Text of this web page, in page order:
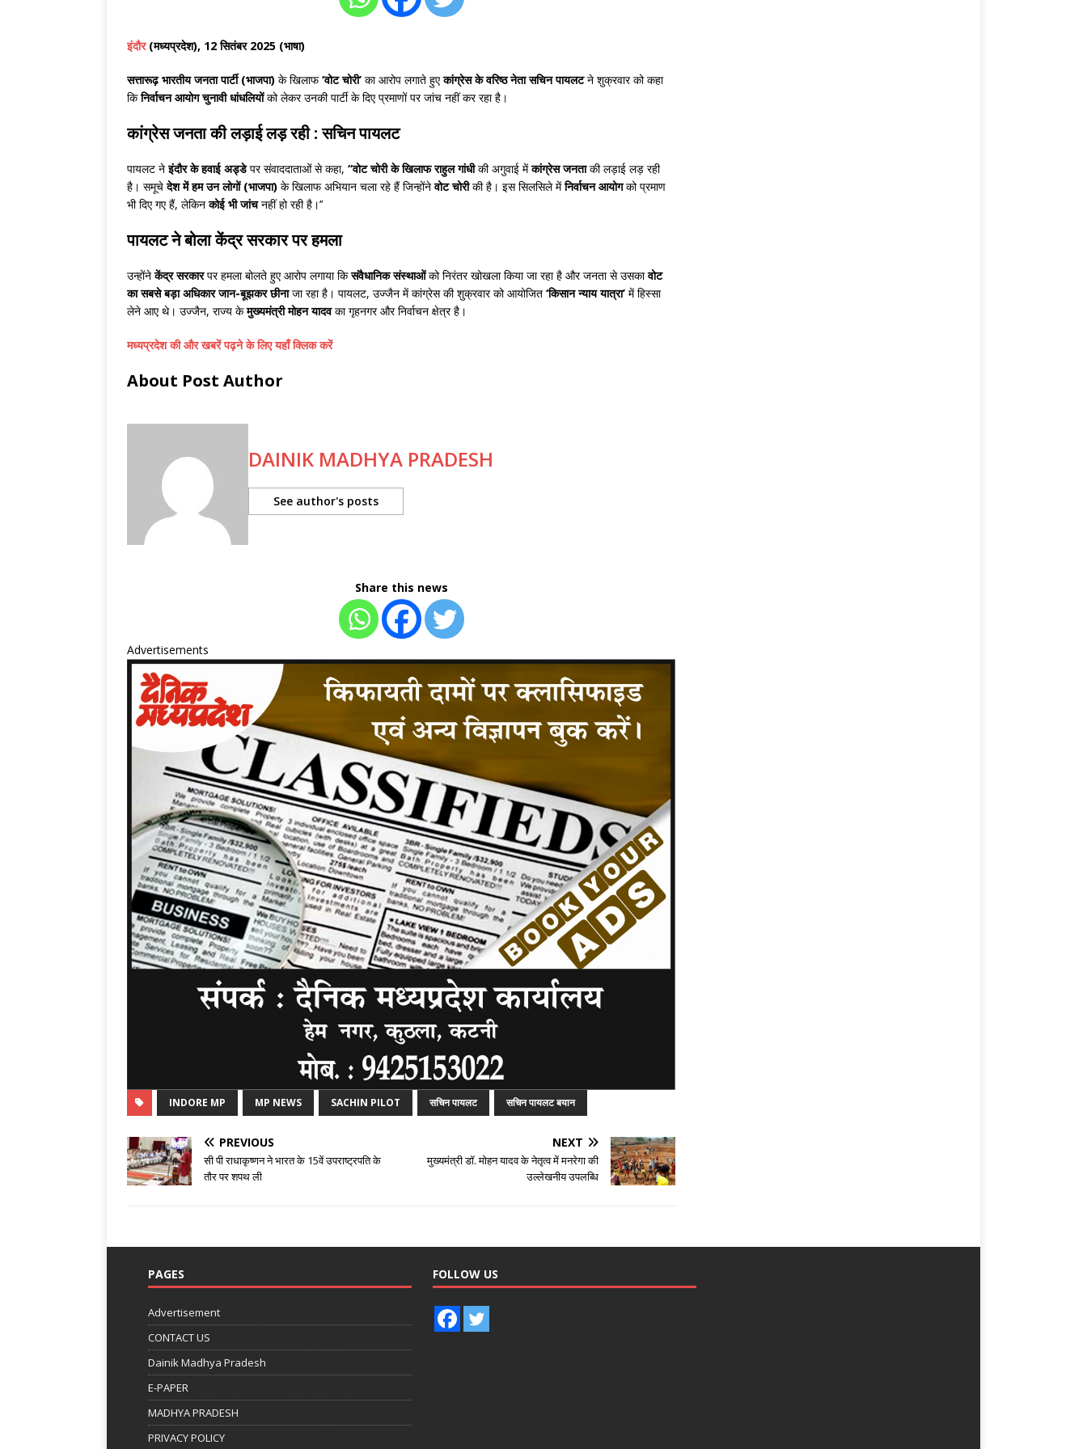
इंदौर (मध्यप्रदेश), 12 सितंबर 2025 (भाषा)
सत्तारूढ़ भारतीय जनता पार्टी (भाजपा) के खिलाफ‘वोट चोरी’ का आरोप लगाते हुएकांग्रेस के वरिष्ठ नेता सचिन पायलटने शुक्रवार को कहा
किनिर्वाचन आयोग चुनावी धांधलियोंको लेकर उनकी पार्टी के दिए प्रमाणों पर जांच नहीं कर रहा है।
कांग्रेस जनताकी लड़ाई लड़ रही : सचिन पायलट
पायलट नेइंदौर के हवाई अड्डेपर संवाददाताओं से कहा, ‘‘वोट चोरी के खिलाफ राहुल गांधीकी अगुवाई मेंकांग्रेस जनताकी लड़ाई लड़ रही
है। समूचेदेश में हम उन लोगों (भाजपा) के खिलाफ अभियान चला रहे हैं जिन्होंनेवोट चोरीकी है। इस सिलसिले मेंनिर्वाचन आयोगको प्रमाण
भी दिए गए हैं, लेकिनकोई भी जांचनहीं हो रही है।’’
पायलट ने बोलाकेंद्र सरकारपर हमला
उन्होंनेकेंद्र सरकारपर हमला बोलते हुए आरोप लगाया किसंवैधानिक संस्थाओंको निरंतर खोखला किया जा रहा है और जनता से उसकावोट
का सबसे बड़ा अधिकार जान-बूझकर छीनाजा रहा है। पायलट, उज्जैन में कांग्रेस की शुक्रवार को आयोजित ‘किसान न्याय यात्रा’ में हिस्सा
लेने आए थे। उज्जैन, राज्य केमुख्यमंत्री मोहन यादवका गृहनगर और निर्वाचन क्षेत्र है।
मध्यप्रदेश की और खबरें पढ़ने के लिए यहाँ क्लिक करें
About Post Author
DAINIK MADHYA PRADESH
See author's posts
Share this news
Advertisements
INDORE MP MP NEWS SACHIN PILOT सचिन पायलट सचिन पायलट बयान
PREVIOUS
सी पी राधाकृष्णन ने भारत के 15वें उपराष्ट्रपति के
तौर पर शपथ ली
NEXT
मुख्यमंत्री डॉ. मोहन यादव के नेतृत्व में मनरेगा की
उल्लेखनीय उपलब्धि
PAGES
Advertisement
CONTACT US
Dainik Madhya Pradesh
E-PAPER
MADHYA PRADESH
PRIVACY POLICY
FOLLOW US